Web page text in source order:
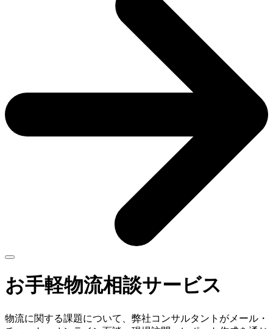
お手軽物流相談サービス
物流に関する課題について、弊社コンサルタントがメール・